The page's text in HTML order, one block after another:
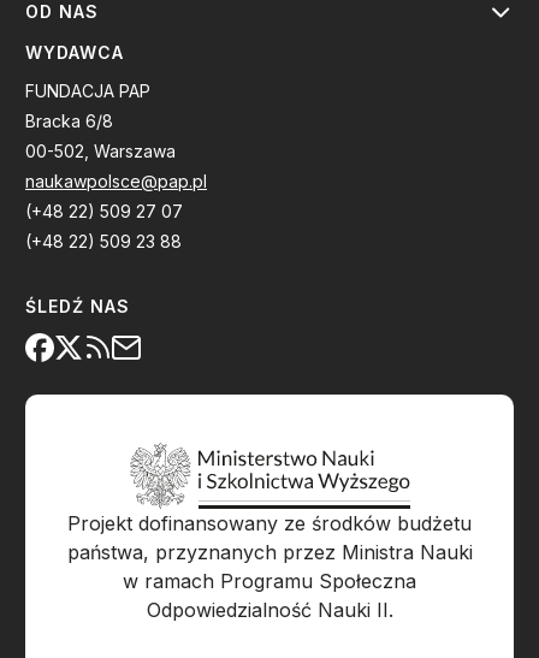
OD NAS
WYDAWCA
FUNDACJA PAP
Bracka 6/8
00-502, Warszawa
naukawpolsce@pap.pl
(+48 22) 509 27 07
(+48 22) 509 23 88
ŚLEDŹ NAS
Projekt dofinansowany ze środków budżetu
państwa, przyznanych przez Ministra Nauki
w ramach Programu Społeczna
Odpowiedzialność Nauki II.